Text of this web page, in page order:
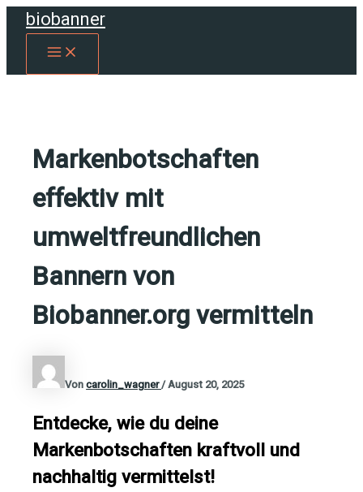
Zum
Inhalt
springen
biobanner
MAIN
Markenbotschaften
effektiv mit
umweltfreundlichen
Bannern von
Biobanner.org vermitteln
Voncarolin_wagner/August 20, 2025
Entdecke, wie du deine
Markenbotschaften kraftvoll und
nachhaltig vermittelst!